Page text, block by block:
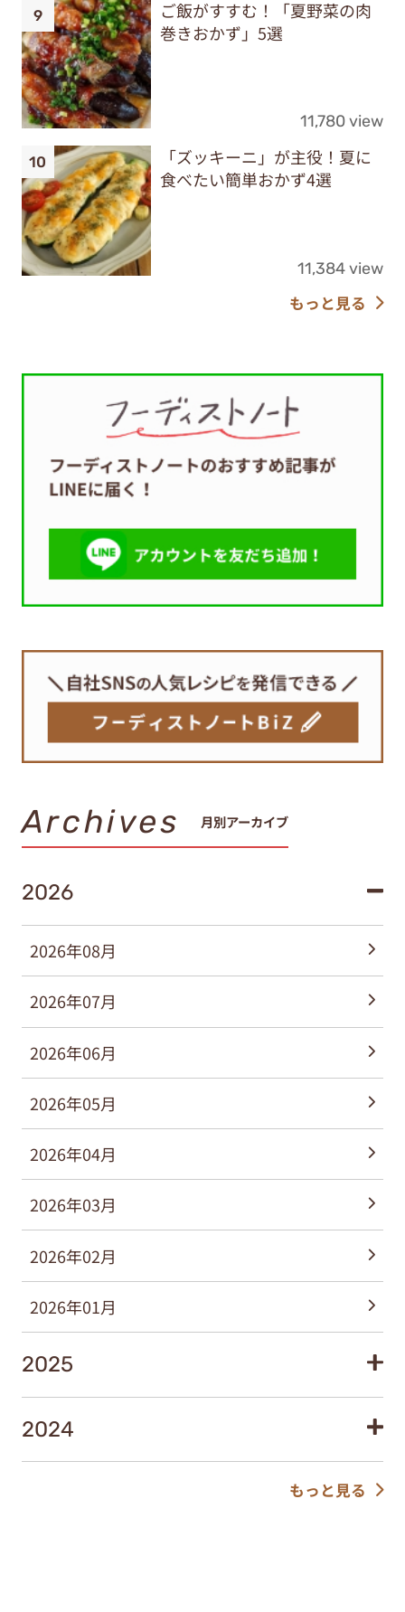
ご飯がすすむ！「夏野菜の肉
巻きおかず」5選
11,780 view
「ズッキーニ」が主役！夏に
食べたい簡単おかず4選
11,384 view
もっと見る
Archives 月別アーカイブ
2026
2026年08月
2026年07月
2026年06月
2026年05月
2026年04月
2026年03月
2026年02月
2026年01月
2025
2024
もっと見る